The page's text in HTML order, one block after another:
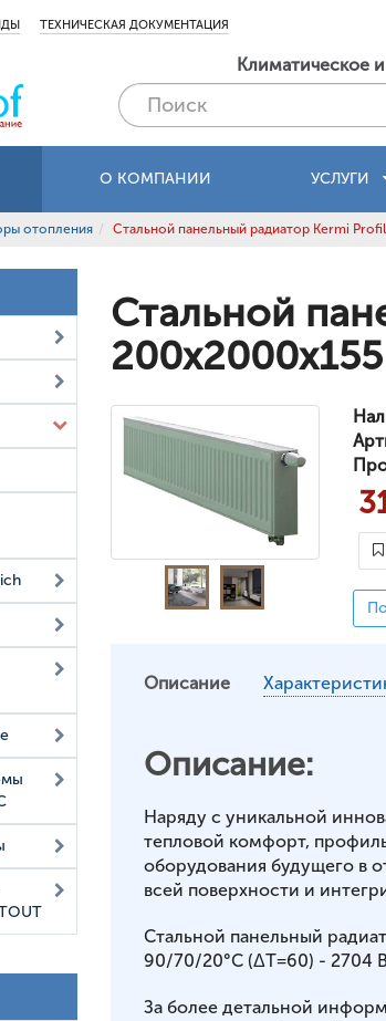
ТЕХНИЧЕСКАЯ ДОКУМЕНТАЦИЯ
Климатическое
О КОМПАНИИ УСЛУГИ
отопления Стальной панельный радиатор Kermi
Стальной
200x2000x155
Описание
Описание:
Наряду с уникальной
тепловой комфорт,
оборудования будущего в
всей поверхности и
Стальной панельный
90/70/20°С (ΔT=60) - 2704
За более детальной